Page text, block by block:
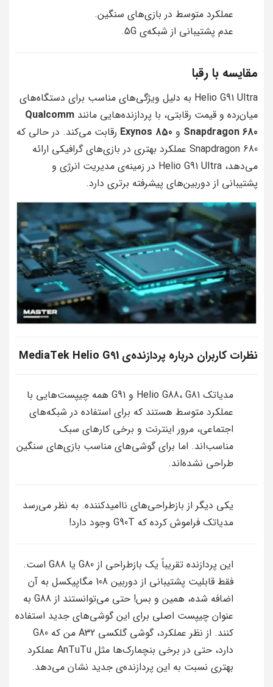
عملکرد متوسط در بازی‌های سنگین.
عدم پشتیبانی از شبکه‌ی 5G.
مقایسه با رقبا
Helio G91 Ultra به دلیل ویژگی‌های مناسب برای دستگاه‌های
میان‌رده و قیمت رقابتی، با پردازنده‌هایی مانند Qualcomm
Snapdragon 680 و Exynos 850 رقابت می‌کند. در حالی که
Snapdragon 680 عملکرد بهتری در بازی‌های گرافیکی ارائه
می‌دهد، Helio G91 Ultra در زمینه‌ی مدیریت انرژی و
پشتیبانی از دوربین‌های پیشرفته برتری دارد.
نظرات کاربران درباره پردازنده‌ی MediaTek Helio G91
مدیاتک Helio G88، G81 و G91 همه چیپست‌هایی با
عملکرد متوسط هستند که برای استفاده در شبکه‌های
اجتماعی، مرور اینترنت و برخی کارهای سبک
مناسب‌اند. اما برای گوشی‌های مناسب بازی‌های سنگین
طراحی نشده‌اند.
یکی دیگر از بازطراحی‌های ناامیدکننده. به نظر می‌رسد
مدیاتک فراموش کرده که G90T وجود دارد!
این پردازنده تقریباً یک بازطراحی از G80 یا G88 است.
فقط قابلیت پشتیبانی از دوربین 108 مگاپیکسل به آن
اضافه شده، همین و بس! حتی می‌توانستند از G88 به
عنوان چیپست اصلی برای این گوشی‌های جدید استفاده
کنند. از نظر عملکرد، گوشی گلکسی A32 من که G80
دارد، حتی در برخی بنچمارک‌ها مثل AnTuTu عملکرد
بهتری نسبت به این پردازنده‌ی جدید نشان می‌دهد.